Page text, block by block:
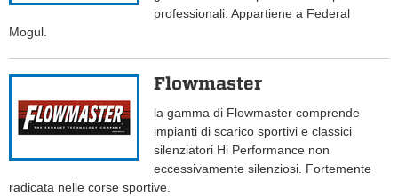
professionali. Appartiene a Federal
Mogul.
Flowmaster
la gamma di Flowmaster comprende
impianti di scarico sportivi e classici
silenziatori Hi Performance non
eccessivamente silenziosi. Fortemente
radicata nelle corse sportive.